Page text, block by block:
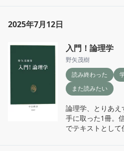
訳のおかげか非常
張り巡らされた伏
なものなど、これ
当に心惹かれてし
イツの哲学者も取
たりを専門にして
い。注目する箇所
る魔力があった。
2025年7月12日
入門！論理学
野矢茂樹
読み終わった
また読みたい
論理学、とりあえ
手に取った1冊。
でテキストとして